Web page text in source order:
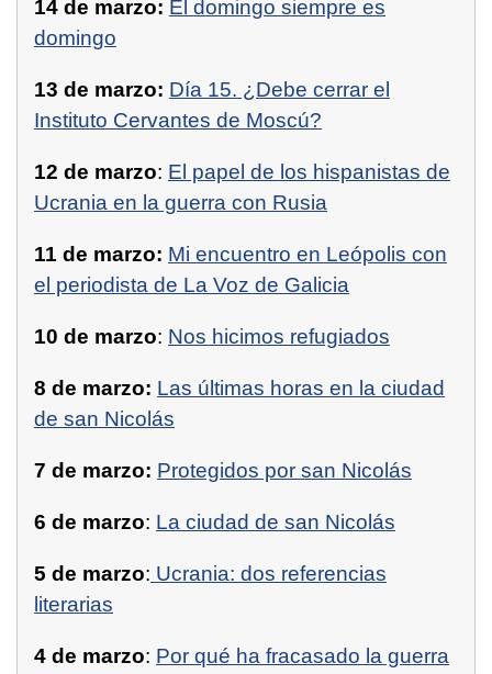
14 de marzo: El domingo siempre es
domingo
13 de marzo: Día 15. ¿Debe cerrar el
Instituto Cervantes de Moscú?
12 de marzo: El papel de los hispanistas de
Ucrania en la guerra con Rusia
11 de marzo: Mi encuentro en Leópolis con
el periodista de La Voz de Galicia
10 de marzo: Nos hicimos refugiados
8 de marzo: Las últimas horas en la ciudad
de san Nicolás
7 de marzo: Protegidos por san Nicolás
6 de marzo: La ciudad de san Nicolás
5 de marzo: Ucrania: dos referencias
literarias
4 de marzo: Por qué ha fracasado la guerra